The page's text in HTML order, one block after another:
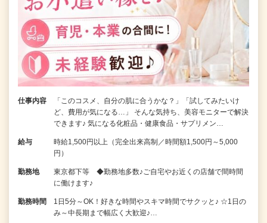
仕事内容
「このコスメ、自分の肌に合うかな？」「試してみたいけ
ど、費用が気になる…」 そんな気持ち、美容モニターで解決
できます♪ 気になる化粧品・健康食品・サプリメン…
給与
時給1,500円以上（完全出来高制／時間額1,500円～5,000
円）
勤務地
東京都下等 ◆勤務地多数♪ご自宅やお近くの店舗で間時間
に働けます♪
勤務時間
1日5分～OK！好きな時間やスキマ時間でサクッと♪ ☆1日の
み～中長期まで幅広く大歓迎♪…